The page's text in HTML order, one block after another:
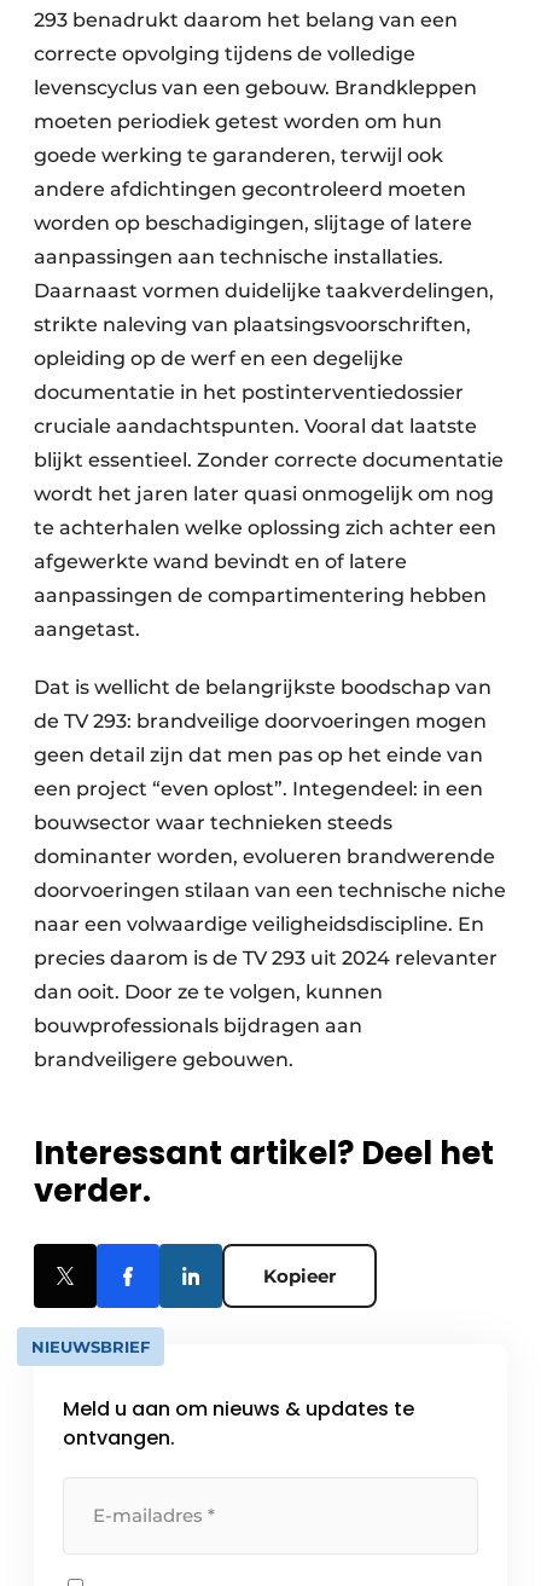
293 benadrukt daarom het belang van een
correcte opvolging tijdens de volledige
levenscyclus van een gebouw. Brandkleppen
moeten periodiek getest worden om hun
goede werking te garanderen, terwijl ook
andere afdichtingen gecontroleerd moeten
worden op beschadigingen, slijtage of latere
aanpassingen aan technische installaties.
Daarnaast vormen duidelijke taakverdelingen,
strikte naleving van plaatsingsvoorschriften,
opleiding op de werf en een degelijke
documentatie in het postinterventiedossier
cruciale aandachtspunten. Vooral dat laatste
blijkt essentieel. Zonder correcte documentatie
wordt het jaren later quasi onmogelijk om nog
te achterhalen welke oplossing zich achter een
afgewerkte wand bevindt en of latere
aanpassingen de compartimentering hebben
aangetast.
Dat is wellicht de belangrijkste boodschap van
de TV 293: brandveilige doorvoeringen mogen
geen detail zijn dat men pas op het einde van
een project “even oplost”. Integendeel: in een
bouwsector waar technieken steeds
dominanter worden, evolueren brandwerende
doorvoeringen stilaan van een technische niche
naar een volwaardige veiligheidsdiscipline. En
precies daarom is de TV 293 uit 2024 relevanter
dan ooit. Door ze te volgen, kunnen
bouwprofessionals bijdragen aan
brandveiligere gebouwen.
Interessant artikel? Deel het
verder.
Kopieer
NIEUWSBRIEF
Meld u aan om nieuws & updates te
ontvangen.